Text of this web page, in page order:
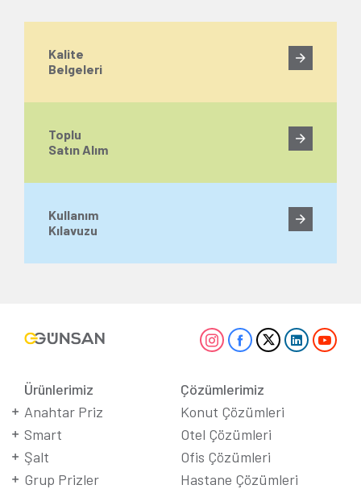
Kalite
Belgeleri
Toplu
Satın Alım
Kullanım
Kılavuzu
Ürünlerimiz
Anahtar Priz
Smart
Şalt
Grup Prizler
Çözümlerimiz
Konut Çözümleri
Otel Çözümleri
Ofis Çözümleri
Hastane Çözümleri